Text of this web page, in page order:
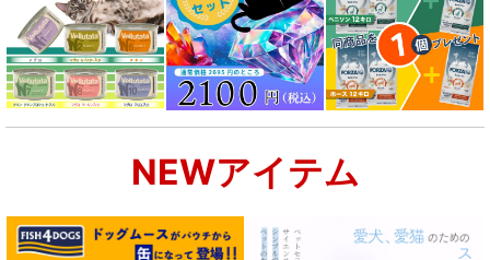
NEWアイテム